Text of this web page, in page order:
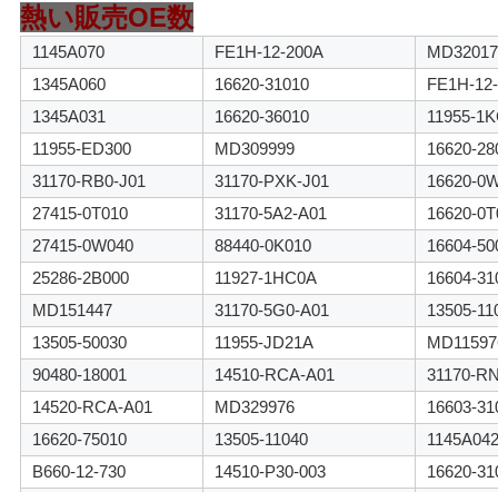
ラ
イ
バ
シ
ー
ポ
リ
シ
熱い販売OE数
1145A070 FE1H-12-200A
1345A060
16620-31010
FE1H-
1345A031
16620-36010
11955-
11955-ED300
MD309999
16620-
31170-RB0-J01
31170-PXK-J01
16620-
27415-0T010
31170-5A2-A01
16620-
27415-0W040
88440-0K010
16604-
25286-2B000
11927-1HC0A
16604-
MD151447
31170-5G0-A01
13505-
13505-50030
11955-JD21A
90480-18001
14510-RCA-A01
31170-
14520-RCA-A01
MD329976
16603-
16620-75010
13505-11040
1145A042
B660-12-730
14510-P30-003
16620-